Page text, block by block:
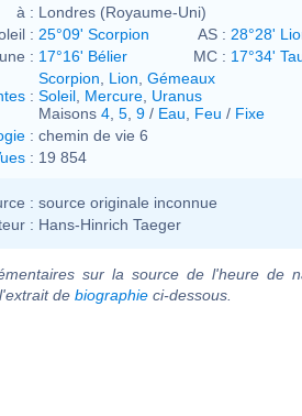
à : Londres (Royaume-Uni)
: 25°09' Scorpion AS : 28°28'
: 17°16' Bélier MC : 17°34'
:
Scorpion Lion Gémeaux
Soleil Mercure Uranus
Maisons 4 5 9 / Eau Feu / Fixe
: chemin de vie 6
: 19 854
: source originale inconnue
: Hans-Hinrich Taeger
sur la source de l'heure de
de biographie ci-dessous.